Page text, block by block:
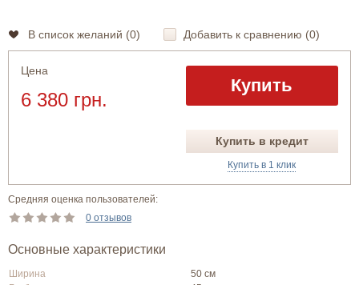
В список желаний (0) Добавить к сравнению (0)
Цена
6 380 грн.
Купить
Купить в кредит
Купить в 1 клик
Средняя оценка пользователей:
0 отзывов
Основные характеристики
Ширина
50 см